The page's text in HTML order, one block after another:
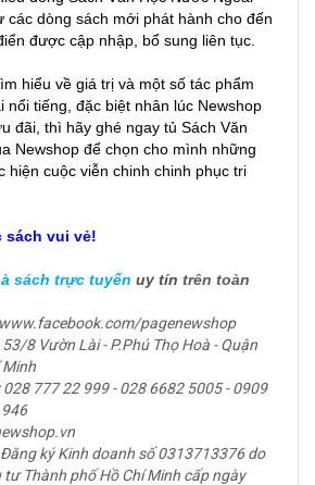
các dòng sách mới phát hành cho đến
được cập nhập, bổ sung liên tục.
hiểu về giá trị và một số tác phẩm
nổi tiếng, đặc biệt nhân lúc Newshop
đãi, thì hãy ghé ngay tủ Sách Văn
Newshop để chọn cho mình những
hiện cuộc viễn chinh chinh phục tri
sách vui vẻ!
sách trực tuyến uy tín trên toàn
pagenewshop
8 Vườn Lài - P.Phú Thọ Hoà - Quận
Minh
777 22 999 - 028 6682 5005 - 0909
ký Kinh doanh số 0313713376 do
tư Thành phố Hồ Chí Minh cấp ngày